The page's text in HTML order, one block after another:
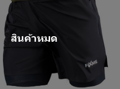
สินค้าหมด